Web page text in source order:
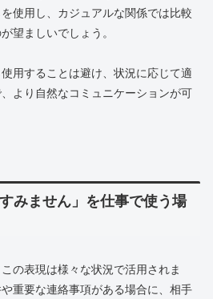
使用し、カジュアルな関係では比較
望ましいでしょう。
用することは避け、状況に応じて適
より自然なコミュニケーションが可
みません」を仕事で使う場
の表現は様々な状況で活用されま
重要な連絡事項がある場合に、相手